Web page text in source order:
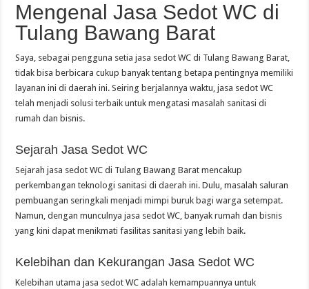
Mengenal Jasa Sedot WC di
Tulang Bawang Barat
Saya, sebagai pengguna setia jasa sedot WC di Tulang Bawang Barat,
tidak bisa berbicara cukup banyak tentang betapa pentingnya memiliki
layanan ini di daerah ini. Seiring berjalannya waktu, jasa sedot WC
telah menjadi solusi terbaik untuk mengatasi masalah sanitasi di
rumah dan bisnis.
Sejarah Jasa Sedot WC
Sejarah jasa sedot WC di Tulang Bawang Barat mencakup
perkembangan teknologi sanitasi di daerah ini. Dulu, masalah saluran
pembuangan seringkali menjadi mimpi buruk bagi warga setempat.
Namun, dengan munculnya jasa sedot WC, banyak rumah dan bisnis
yang kini dapat menikmati fasilitas sanitasi yang lebih baik.
Kelebihan dan Kekurangan Jasa Sedot WC
Kelebihan utama jasa sedot WC adalah kemampuannya untuk